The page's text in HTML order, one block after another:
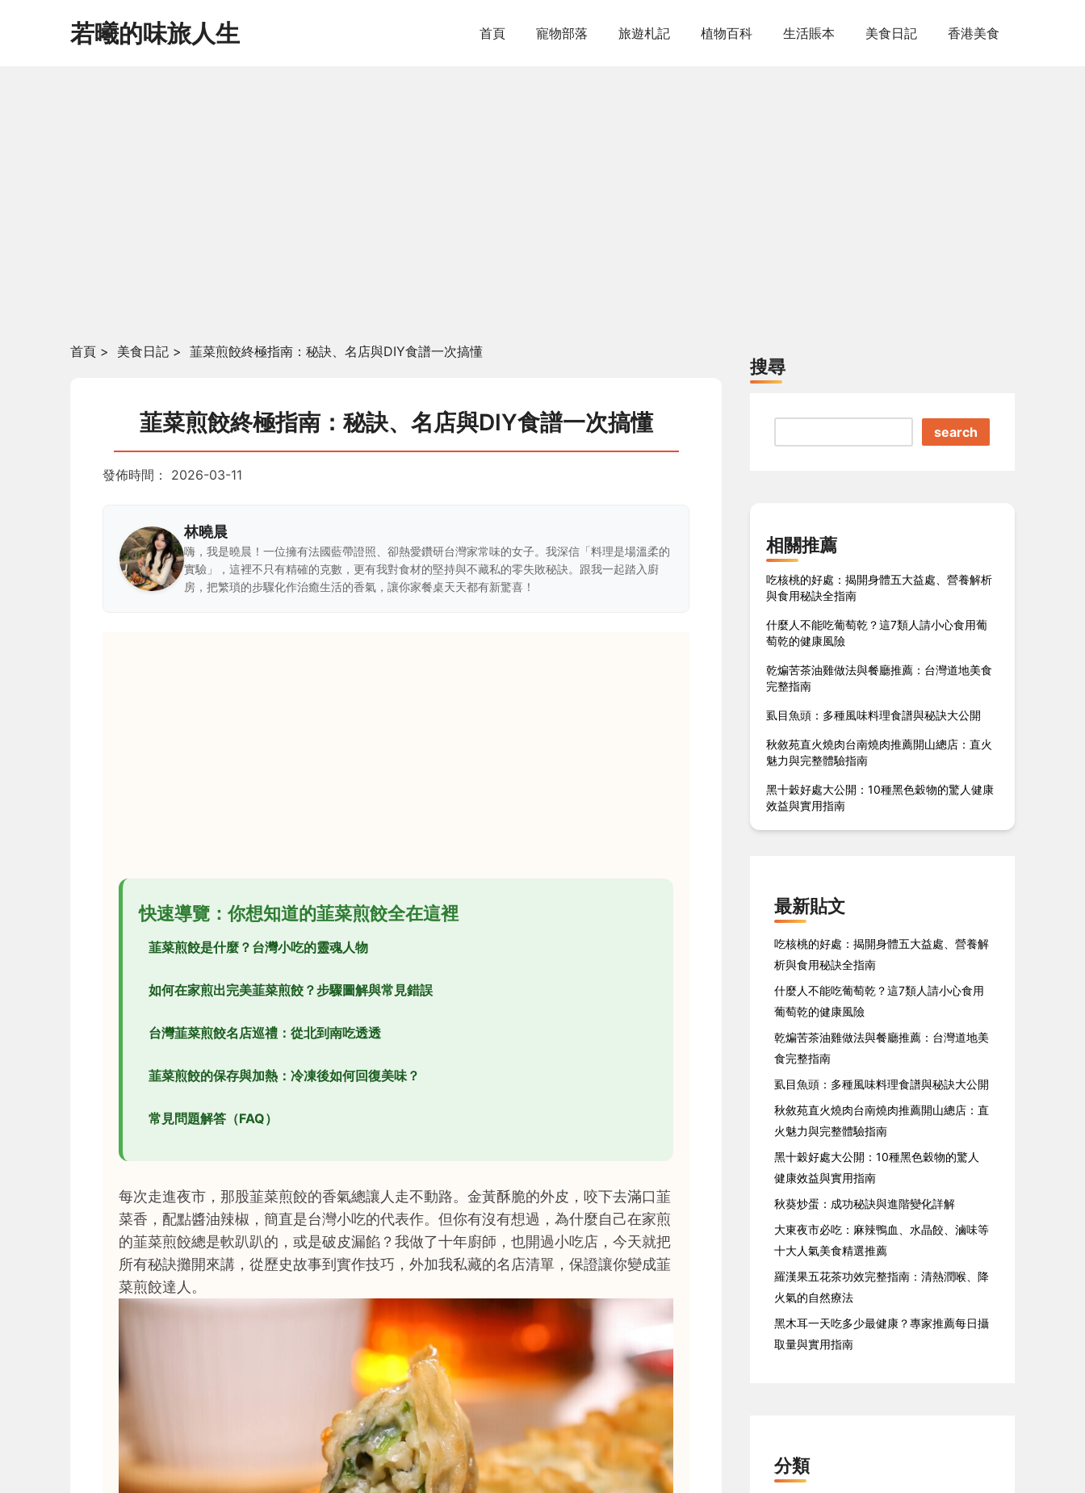
若曦的味旅人生 首頁 寵物部落 旅遊札記 植物百科 生活賬本 美食日記 香港美食
首頁 > 美食日記 > 韮菜煎餃終極指南：秘訣、名店與DIY食譜一次搞懂
韮菜煎餃終極指南：秘訣、名店與DIY食譜一次搞懂
發佈時間： 2026-03-11
林曉晨
嗨，我是曉晨！一位擁有法國藍帶證照、卻熱愛鑽研台灣家常味的女子。我深信「料理是場溫柔的
實驗」，這裡不只有精確的克數，更有我對食材的堅持與不藏私的零失敗秘訣。跟我一起踏入廚
房，把繁瑣的步驟化作治癒生活的香氣，讓你家餐桌天天都有新驚喜！
快速導覽：你想知道的韮菜煎餃全在這裡
韮菜煎餃是什麼？台灣小吃的靈魂人物
如何在家煎出完美韮菜煎餃？步驟圖解與常見錯誤
台灣韮菜煎餃名店巡禮：從北到南吃透透
韮菜煎餃的保存與加熱：冷凍後如何回復美味？
常見問題解答（FAQ）
每次走進夜市，那股韮菜煎餃的香氣總讓人走不動路。金黃酥脆的外皮，咬下去滿口韮
菜香，配點醬油辣椒，簡直是台灣小吃的代表作。但你有沒有想過，為什麼自己在家煎
的韮菜煎餃總是軟趴趴的，或是破皮漏餡？我做了十年廚師，也開過小吃店，今天就把
所有秘訣攤開來講，從歷史故事到實作技巧，外加我私藏的名店清單，保證讓你變成韮
菜煎餃達人。
搜尋
search
相關推薦
吃核桃的好處：揭開身體五大益處、營養解析
與食用秘訣全指南
什麼人不能吃葡萄乾？這7類人請小心食用葡
萄乾的健康風險
乾煸苦茶油雞做法與餐廳推薦：台灣道地美食
完整指南
虱目魚頭：多種風味料理食譜與秘訣大公開
秋敘苑直火燒肉台南燒肉推薦開山總店：直火
魅力與完整體驗指南
黑十穀好處大公開：10種黑色穀物的驚人健康
效益與實用指南
最新貼文
吃核桃的好處：揭開身體五大益處、營養解
析與食用秘訣全指南
什麼人不能吃葡萄乾？這7類人請小心食用
葡萄乾的健康風險
乾煸苦茶油雞做法與餐廳推薦：台灣道地美
食完整指南
虱目魚頭：多種風味料理食譜與秘訣大公開
秋敘苑直火燒肉台南燒肉推薦開山總店：直
火魅力與完整體驗指南
黑十穀好處大公開：10種黑色穀物的驚人
健康效益與實用指南
秋葵炒蛋：成功秘訣與進階變化詳解
大東夜市必吃：麻辣鴨血、水晶餃、滷味等
十大人氣美食精選推薦
羅漢果五花茶功效完整指南：清熱潤喉、降
火氣的自然療法
黑木耳一天吃多少最健康？專家推薦每日攝
取量與實用指南
分類